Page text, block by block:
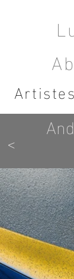
Artistes
<